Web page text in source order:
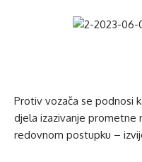
Protiv vozača se podnosi
djela izazivanje prometne
redovnom postupku –